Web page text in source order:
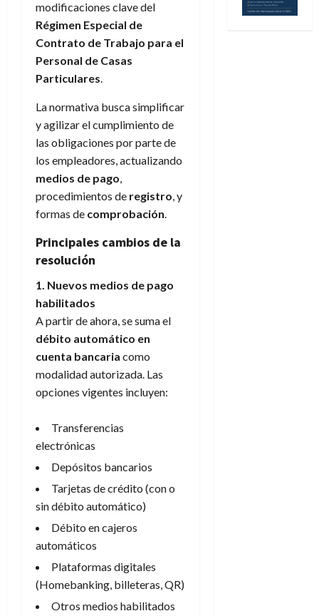
modificaciones clave del
Régimen Especial de
Contrato de Trabajo para el
Personal de Casas
Particulares.
La normativa busca simplificar
y agilizar el cumplimiento de
las obligaciones por parte de
los empleadores, actualizando
medios de pago,
procedimientos de registro, y
formas de comprobación.
Principales cambios de la
resolución
1. Nuevos medios de pago
habilitados
A partir de ahora, se suma el
débito automático en
cuenta bancaria como
modalidad autorizada. Las
opciones vigentes incluyen:
Transferencias
electrónicas
Depósitos bancarios
Tarjetas de crédito (con o
sin débito automático)
Débito en cajeros
automáticos
Plataformas digitales
(Homebanking, billeteras, QR)
Otros medios habilitados